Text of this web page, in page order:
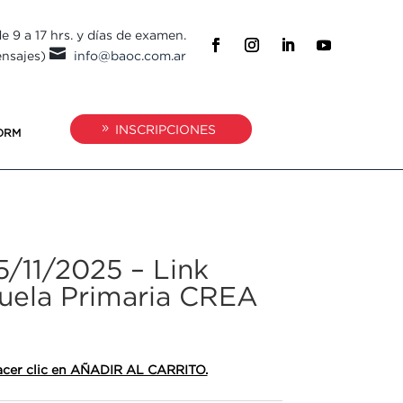
a 17 hrs. y días de examen.
 info@baoc.com.ar
INSCRIPCIONES
11/2025 – Link
Primaria CREA
clic en AÑADIR AL CARRITO.